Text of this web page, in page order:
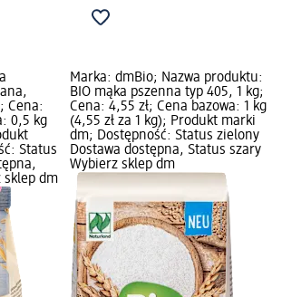
Cena:
0,5 kg
Status
sklep dm
Marka: dmBio; Nazwa produktu:
BIO mąka pszenna typ 405, 1 kg;
Cena: 4,55 zł; Cena bazowa: 1 kg
(4,55 zł za 1 kg); Produkt marki
dm; Dostępność: Status zielony
Dostawa dostępna, Status szary
Wybierz sklep dm